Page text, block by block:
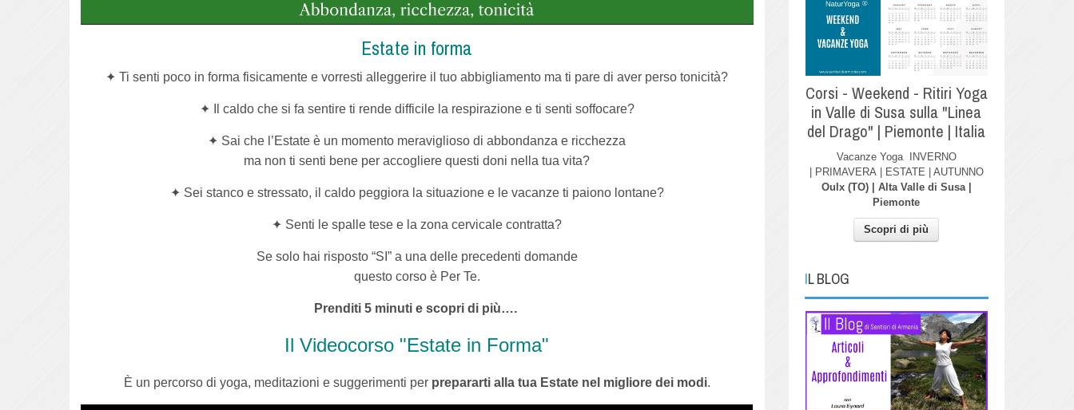
Estate in forma
✦ Ti senti poco in forma fisicamente e vorresti alleggerire il tuo abbigliamento ma ti pare di aver perso tonicità?
✦ Il caldo che si fa sentire ti rende difficile la respirazione e ti senti soffocare?
✦ Sai che l’Estate è un momento meraviglioso di abbondanza e ricchezza
ma non ti senti bene per accogliere questi doni nella tua vita?
✦ Sei stanco e stressato, il caldo peggiora la situazione e le vacanze ti paiono lontane?
✦ Senti le spalle tesee la zona cervicale contratta?
Se solo hai risposto “SI” a una delle precedenti domande
questo corso è Per Te.
Prenditi 5 minuti e scopri di più….
Il Videocorso "Estate in Forma"
È un percorso di yoga, meditazioni e suggerimenti per prepararti alla tua Estate nel migliore dei modi.
Corsi - Weekend - Ritiri Yoga
in Valle di Susa sulla "Linea
del Drago" | Piemonte | Italia
Vacanze Yoga INVERNO
| PRIMAVERA | ESTATE | AUTUNNO
Oulx (TO) | Alta Valle di Susa |
Piemonte
Scopri di più
IL BLOG